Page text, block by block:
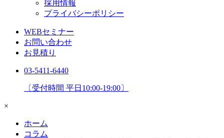
採用情報
プライバシーポリシー
WEBセミナー
お問い合わせ
お見積り
03-5411-6440
〔受付時間 平日10:00-19:00〕
×
ホーム
コラム